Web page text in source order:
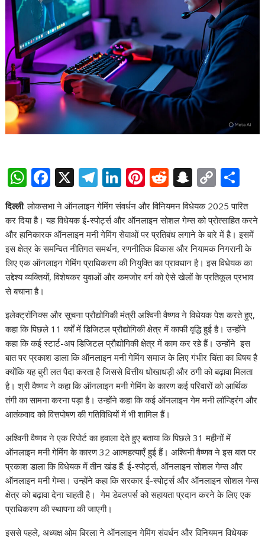
W
h
at
s
A
p
p
F
ac
e
b
o
o
X T
el
e
gr
a
m
Li
n
k
e
dI
n
Pi
nt
er
e
st
R
d
di
t
S
n
a
p
c
h
at
C
p
y
Li
n
k
h
ar
e
दिल्ली: लोकसभा ने ऑनलाइन गेमिंग संवर्धन और विनियमन विधेयक 2025 पारित
कर दिया है। यह विधेयक ई-स्पोर्ट्स और ऑनलाइन सोशल गेम्स को प्रोत्साहित करने
और हानिकारक ऑनलाइन मनी गेमिंग सेवाओं पर प्रतिबंध लगाने के बारे में है। इसमें
इस क्षेत्र के समन्वित नीतिगत समर्थन, रणनीतिक विकास और नियामक निगरानी के
लिए एक ऑनलाइन गेमिंग प्राधिकरण की नियुक्ति का प्रावधान है। इस विधेयक का
उद्देश्य व्यक्तियों, विशेषकर युवाओं और कमजोर वर्ग को ऐसे खेलों के प्रतिकूल प्रभाव
से बचाना है।
इलेक्ट्रॉनिक्स और सूचना प्रौद्योगिकी मंत्री अश्विनी वैष्णव ने विधेयक पेश करते हुए,
कहा कि पिछले 11 वर्षों में डिजिटल प्रौद्योगिकी क्षेत्र में काफी वृद्धि हुई है। उन्होंने
कहा कि कई स्टार्ट-अप डिजिटल प्रौद्योगिकी क्षेत्र में काम कर रहे हैं। उन्‍होंने इस
बात पर प्रकाश डाला कि ऑनलाइन मनी गेमिंग समाज के लिए गंभीर चिंता का विषय है
क्योंकि यह बुरी लत पैदा करता है जिससे वित्तीय धोखाधड़ी और ठगी को बढ़ावा मिलता
है। श्री वैष्णव ने कहा कि ऑनलाइन मनी गेमिंग के कारण कई परिवारों को आर्थिक
तंगी का सामना करना पड़ा है। उन्होंने कहा कि कई ऑनलाइन गेम मनी लॉन्ड्रिंग और
आतंकवाद को वित्तपोषण की गतिविधियों में भी शामिल हैं।
अश्विनी वैष्णव ने एक रिपोर्ट का हवाला देते हुए बताया कि पिछले 31 महीनों में
ऑनलाइन मनी गेमिंग के कारण 32 आत्महत्याएँ हुई हैं। अश्विनी वैष्णव ने इस बात पर
प्रकाश डाला कि विधेयक में तीन खंड हैं: ई-स्पोर्ट्स, ऑनलाइन सोशल गेम्स और
ऑनलाइन मनी गेम्स। उन्होंने कहा कि सरकार ई-स्पोर्ट्स और ऑनलाइन सोशल गेम्स
क्षेत्र को बढ़ावा देना चाहती है। गेम डेवलपर्स को सहायता प्रदान करने के लिए एक
प्राधिकरण की स्थापना की जाएगी।
इससे पहले, अध्यक्ष ओम बिरला ने ऑनलाइन गेमिंग संवर्धन और विनियमन विधेयक